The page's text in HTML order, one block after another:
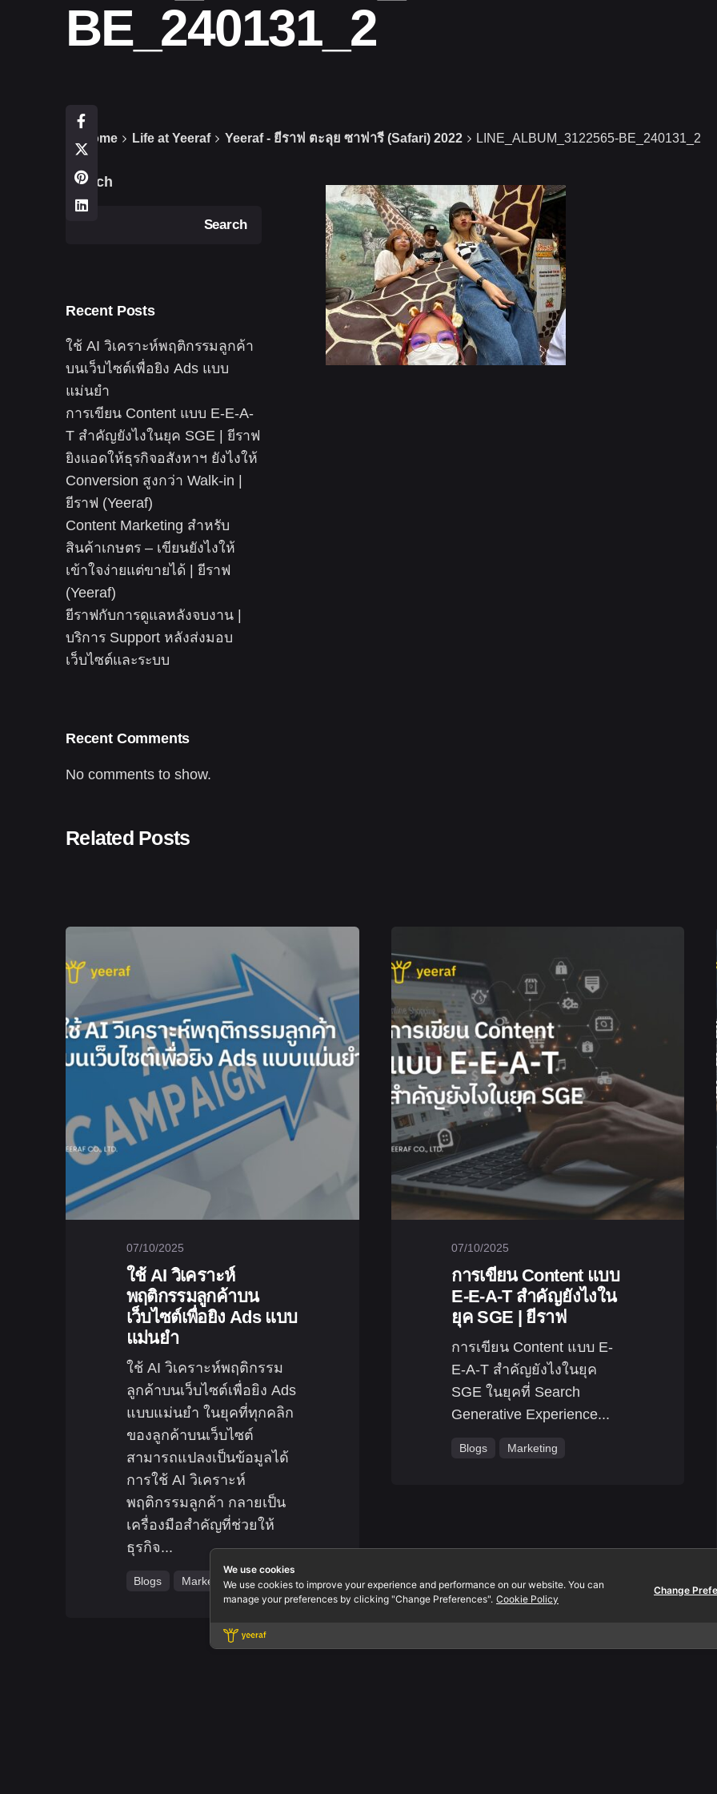
BE_240131_2
Home Life at Yeeraf Yeeraf - ยีราฟ ตะลุย ซาฟารี (Safari) 2022 LINE_ALBUM_3122565-BE_240131_2
Search
Search
Recent Posts
ใช้ AI วิเคราะห์พฤติกรรมลูกค้า
บนเว็บไซต์เพื่อยิง Ads แบบ
แม่นยำ
การเขียน Content แบบ E-E-A-
T สำคัญยังไงในยุค SGE | ยีราฟ
ยิงแอดให้ธุรกิจอสังหาฯ ยังไงให้
Conversion สูงกว่า Walk-in |
ยีราฟ (Yeeraf)
Content Marketing สำหรับ
สินค้าเกษตร – เขียนยังไงให้
เข้าใจง่ายแต่ขายได้ | ยีราฟ
(Yeeraf)
ยีราฟกับการดูแลหลังจบงาน |
บริการ Support หลังส่งมอบ
เว็บไซต์และระบบ
Recent Comments
No comments to show.
Related Posts
07/10/2025
ใช้ AI วิเคราะห์
พฤติกรรมลูกค้าบน
เว็บไซต์เพื่อยิง Ads แบบ
แม่นยำ
ใช้ AI วิเคราะห์พฤติกรรม
ลูกค้าบนเว็บไซต์เพื่อยิง Ads
แบบแม่นยำ ในยุคที่ทุกคลิก
ของลูกค้าบนเว็บไซต์
สามารถแปลงเป็นข้อมูลได้
การใช้ AI วิเคราะห์
พฤติกรรมลูกค้า กลายเป็น
เครื่องมือสำคัญที่ช่วยให้
ธุรกิจ...
Blogs Marketing
07/10/2025
การเขียน Content แบบ
E-E-A-T สำคัญยังไงใน
ยุค SGE | ยีราฟ
การเขียน Content แบบ E-
E-A-T สำคัญยังไงในยุค
SGE ในยุคที่ Search
Generative Experience...
Blogs Marketing
We use cookies
We use cookies to improve your experience and performance on our website. You can
manage your preferences by clicking "Change Preferences". Cookie Policy
Change